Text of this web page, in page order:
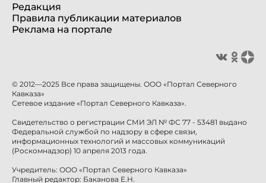
Редакция
Правила публикации материалов
Реклама на портале
© 2012—2025 Все права защищены. ООО «Портал Северного
Кавказа»
Сетевое издание «Портал Северного Кавказа».
Свидетельство о регистрации СМИ ЭЛ № ФС 77 - 53481 выдано
Федеральной службой по надзору в сфере связи,
информационных технологий и массовых коммуникаций
(Роскомнадзор) 10 апреля 2013 года.
Учредитель: ООО «Портал Северного Кавказа»
Главный редактор: Баканова Е.Н.